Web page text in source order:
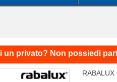
un privato? Non possiedi